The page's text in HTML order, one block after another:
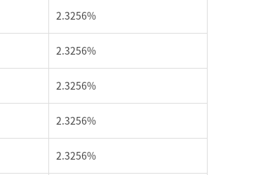
2.3256%
2.3256%
2.3256%
2.3256%
2.3256%